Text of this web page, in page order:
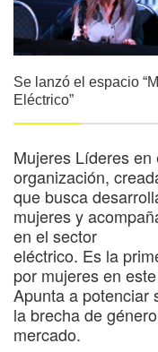
Se lanzó el espacio
Eléctrico”
Mujeres Líderes
organización,
que busca
mujeres y
en el sector
eléctrico. Es la
por mujeres en
Apunta a potenciar
la brecha de
mercado.